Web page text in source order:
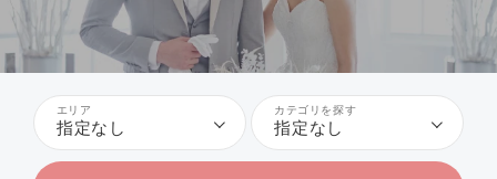
エリア
指定なし
カテゴリを探す
指定なし